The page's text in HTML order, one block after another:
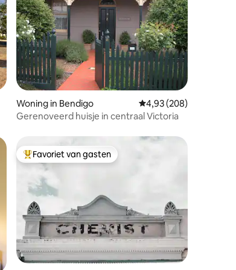
Woning in Bendigo Gemiddelde
4,93 (208)
Gerenoveerd huisje in centraal Victoria
Topfavoriet van gasten
Favoriet van gasten